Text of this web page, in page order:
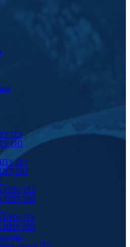
ПЭ
ОЦ
ПЭ
ОЦ
ППУ ПЭ
ППУ ОЦ
ППУ ПЭ
ППУ ОЦ
опора ПЭ